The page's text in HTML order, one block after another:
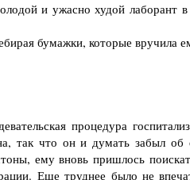
и ужасно худой лаборант в
бумажки, которые вручила
процедура
так что он и думать забыл об
ему вновь пришлось
Еще труднее было не